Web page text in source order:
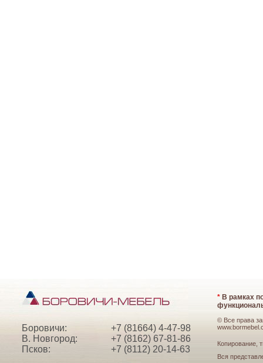
Боровичи:
+7 (81664) 4-47-98
В. Новгород:
+7 (8162) 67-81-86
Псков:
+7 (8112) 20-14-63
* В рамках
© Все права
Копирование,
Вся